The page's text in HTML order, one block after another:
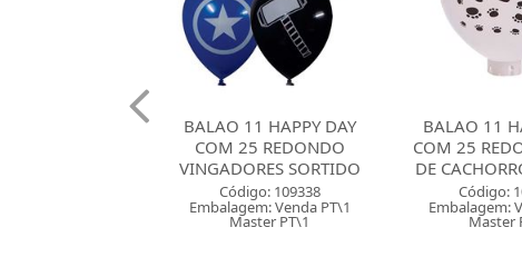
BALAO 11 HAPPY DAY
COM 25 REDONDO PATA
DE CACHORRO BRANCO
Código: 109339
Embalagem: Venda PT\1
Master PT\1
BALAO 08
DAY COM 50
PASTEL
Código:
Embalagem:
Master